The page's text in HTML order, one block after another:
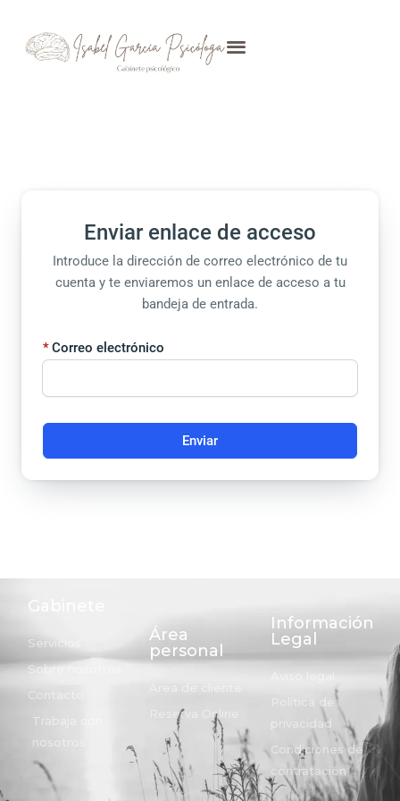
contenido
Enviar enlace de acceso
Introduce la dirección de correo electrónico de tu
cuenta y te enviaremos un enlace de acceso a tu
bandeja de entrada.
Correo electrónico
Enviar
Gabinete
Servicios
Sobre nosotros
Contacto
Trabaja con
nosotros
Área
personal
Reserva Online
Información
Legal
Aviso legal
Política de
privacidad
Condiciones de
contratación